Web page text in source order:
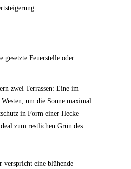
gesetzte Feuerstelle oder
zwei Terrassen: Eine im
um die Sonne maximal
in Form einer Hecke
zum restlichen Grün des
verspricht eine blühende